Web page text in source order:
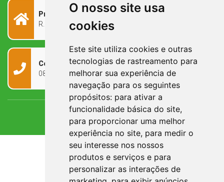
O nosso site usa
cookies
Este site utiliza cookies e outras
tecnologias de rastreamento para
melhorar sua experiência de
navegação para os seguintes
propósitos: para ativar a
funcionalidade básica do site,
para proporcionar uma melhor
experiência no site, para medir o
seu interesse nos nossos
produtos e serviços e para
personalizar as interações de
Prefeitura Municipal
R. Rivadávia Corrêa, 858 - Centro - RS, 97573-010
Contato
0800 090 2050